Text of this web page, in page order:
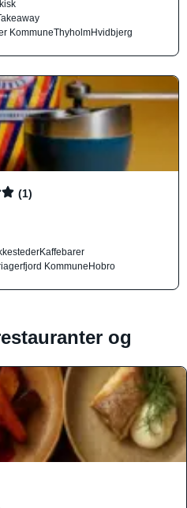
KommuneThyholmHvidbjerg
(1)
Kaffebarer
KommuneHobro
og